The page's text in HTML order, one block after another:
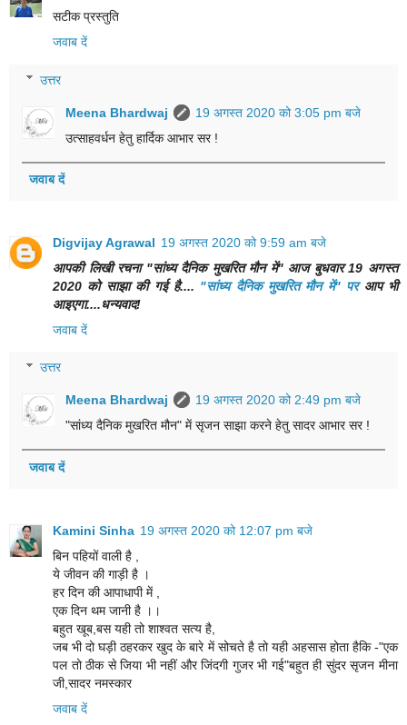
सटीक प्रस्तुति
जवाब दें
उत्तर
Meena Bhardwaj
19 अगस्त 2020 को 3:05 pm बजे
उत्साहवर्धन हेतु हार्दिक आभार सर !
जवाब दें
Digvijay Agrawal 19 अगस्त 2020 को 9:59 am बजे
आपकी लिखी रचना "सांध्य दैनिक मुखरित मौन में" आज बुधवार 19 अगस्त
2020 को साझा की गई है.... "सांध्य दैनिक मुखरित मौन में" पर आप भी
आइएगा....धन्यवाद!
जवाब दें
उत्तर
Meena Bhardwaj
19 अगस्त 2020 को 2:49 pm बजे
"सांध्य दैनिक मुखरित मौन" में सृजन साझा करने हेतु सादर आभार सर !
जवाब दें
Kamini Sinha 19 अगस्त 2020 को 12:07 pm बजे
बिन पहियों वाली है ,
ये जीवन की गाड़ी है ।
हर दिन की आपाधापी में ,
एक दिन थम जानी है ।।
बहुत खूब,बस यही तो शाश्वत सत्य है,
जब भी दो घड़ी ठहरकर खुद के बारे में सोचते है तो यही अहसास होता हैकि -"एक
पल तो ठीक से जिया भी नहीं और जिंदगी गुजर भी गई"बहुत ही सुंदर सृजन मीना
जी,सादर नमस्कार
जवाब दें